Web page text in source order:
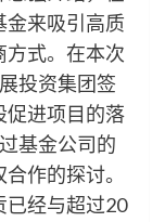
金来吸引高质
方式。在本次
投资集团签
促进项目的落
基金公司的
作的探讨。
已经与超过20